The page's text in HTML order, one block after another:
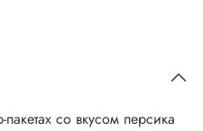
со вкусом персика